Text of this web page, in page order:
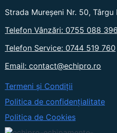
Strada Mureșeni Nr. 50, Târgu
Telefon Vânzări: 0755 088 396
Telefon Service: 0744 519 760
Email: contact@echipro.ro
Termeni și Condiții
Politica de confidențialitate
Politica de Cookies